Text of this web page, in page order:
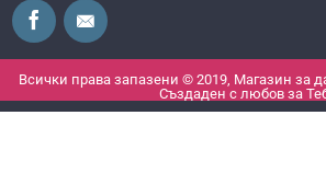
Всички права запазени © 2019, Магазин за
Създаден с любов за